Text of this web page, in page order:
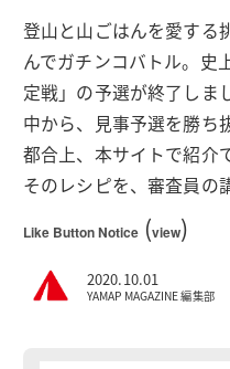
登山と山ごはんを愛する
んでガチンコバトル。史
定戦」の予選が終了しま
中から、見事予選を勝ち
都合上、本サイトで紹介
そのレシピを、審査員の
Like Button Notice(view)
2020.10.01
YAMAP MAGAZINE 編集部